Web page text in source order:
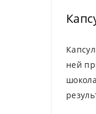
ней